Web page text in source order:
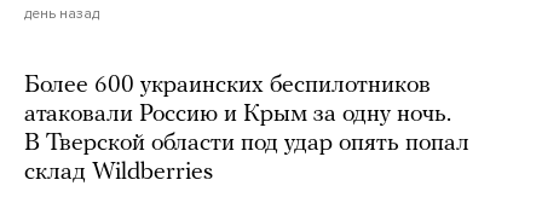
день назад
Более 600 украинских беспилотников
атаковали Россию и Крым за одну ночь.
В Тверской области под удар опять попал
склад Wildberries